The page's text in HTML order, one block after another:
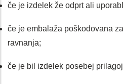
če je izdelek že odprt ali
če je embalaža poškodovana
ravnanja;
če je bil izdelek posebej